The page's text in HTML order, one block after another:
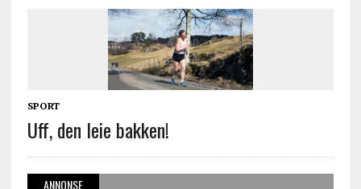
SPORT
Uff, den leie bakken!
ANNONSE